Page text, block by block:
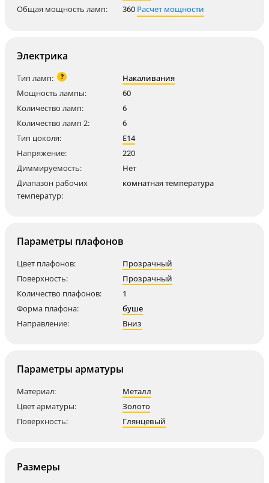
Общая мощность ламп:
360 Расчет мощности
Электрика
Тип ламп: ?
Накаливания
Мощность лампы:
60
Количество ламп:
6
Количество ламп 2:
6
Тип цоколя:
E14
Напряжение:
220
Диммируемость:
Нет
Диапазон рабочих
температур:
комнатная температура
Параметры плафонов
Цвет плафонов:
Прозрачный
Поверхность:
Прозрачный
Количество плафонов:
1
Форма плафона:
буше
Направление:
Вниз
Параметры арматуры
Материал:
Металл
Цвет арматуры:
Золото
Поверхность:
Глянцевый
Размеры